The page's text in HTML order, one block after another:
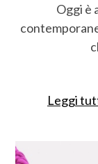
Oggi è
Leggi